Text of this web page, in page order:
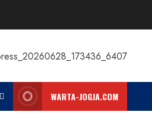
WARTA-JOGJA.COM